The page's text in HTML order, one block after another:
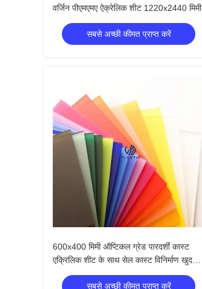
वर्जिन पीएमएमए ऐक्रेलिक शीट 1220x2440 मिमी
सबसे अच्छी कीमत प्राप्त करें
600x400 मिमी ऑप्टिकल ग्रेड पारदर्शी कास्ट
एक्रिलिक शीट के साथ सेल कास्ट विनिर्माण खुदरा
प्रदर्शन के लिए
सबसे अच्छी कीमत प्राप्त करें